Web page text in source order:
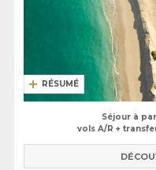
RÉSUMÉ
Séjour à
vols A/R +